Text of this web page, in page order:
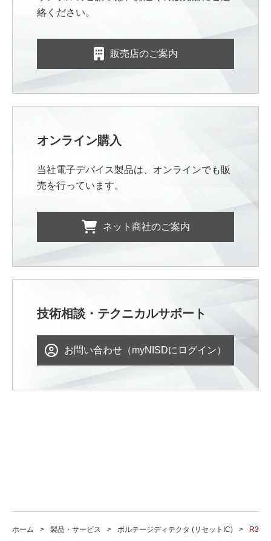
絡ください。
販売店のご案内
オンライン購入
当社電子デバイス製品は、オンラインでも販
売を行っています。
ネット商社のご案内
技術相談・テクニカルサポート
お問い合わせ（myNISDにログイン）
ホーム 製品・サービス ボルテージディテクタ (リセットIC)